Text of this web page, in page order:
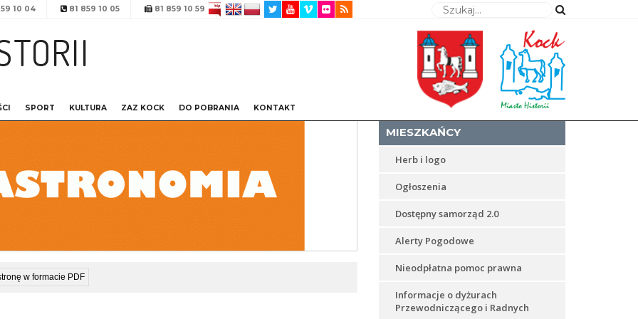
10 04 81 859 10 05 81 859 10 59 Wyszukaj
SPORT KULTURA ZAZ KOCK DO POBRANIA KONTAKT
w formacie PDF
MIESZKAŃCY
Herb i logo
Ogłoszenia
Dostępny samorząd 2.0
Alerty Pogodowe
Nieodpłatna pomoc prawna
Informacje o dyżurach
Przewodniczącego i Radnych